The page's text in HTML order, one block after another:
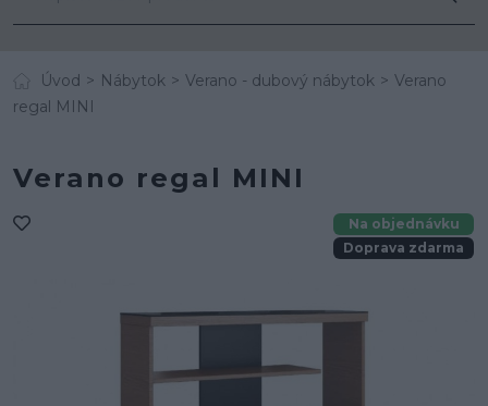
Úvod Nábytok Verano - dubový nábytok
Verano
regal MINI
Verano regal MINI
Na objednávku
Doprava zdarma